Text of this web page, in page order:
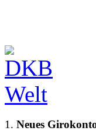
1. Neues